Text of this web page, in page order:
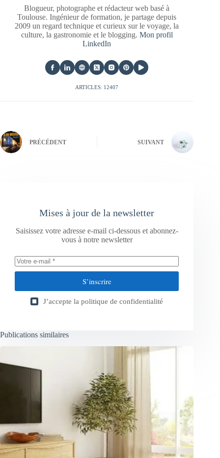
Blogueur, photographe et rédacteur web basé à
Toulouse. Ingénieur de formation, je partage depuis
2009 un regard technique et curieux sur le voyage, la
culture, la gastronomie et le blogging. Mon profil
LinkedIn
ARTICLES: 12407
PRÉCÉDENT SUIVANT
Mises à jour de la newsletter
Saisissez votre adresse e-mail ci-dessous et abonnez-
vous à notre newsletter
S’inscrire
J’accepte la politique de confidentialité
Publications similaires